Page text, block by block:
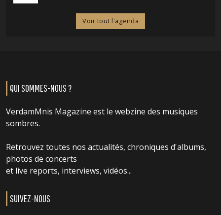
Voir tout l'agenda
QUI SOMMES-NOUS ?
VerdamMnis Magazine est le webzine des musiques
sombres.
Retrouvez toutes nos actualités, chroniques d'albums,
photos de concerts
et live reports, interviews, vidéos...
SUIVEZ-NOUS